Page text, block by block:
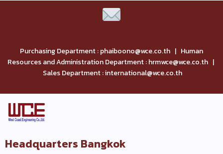
Purchasing Department : phaiboono@wce.co.th | Human
Resources and Administration Department : hrmwce@wce.co.th |
Sales Department : international@wce.co.th
Headquarters Bangkok